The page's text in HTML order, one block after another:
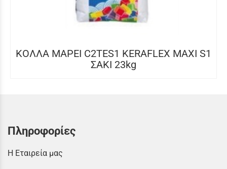
ΚΟΛΛΑ MAPEI C2TES1 KERAFLEX MAXI S1
ΣΑΚΙ 23kg
Πληροφορίες
Η Εταιρεία μας